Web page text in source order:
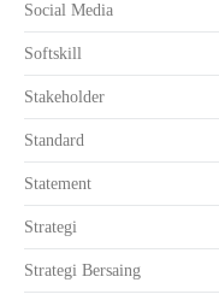
Social Media
Softskill
Stakeholder
Standard
Statement
Strategi
Strategi Bersaing